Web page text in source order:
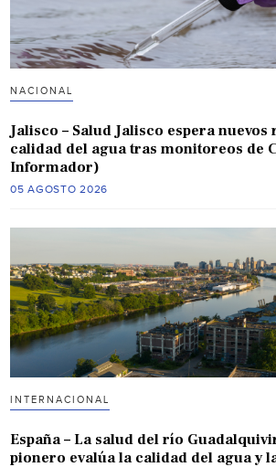
NACIONAL
Jalisco – Salud Jalisco espera
calidad del agua tras monitoreos de
Informador)
05 AGOSTO 2026
INTERNACIONAL
España – La salud del río
pionero evalúa la calidad del agua y